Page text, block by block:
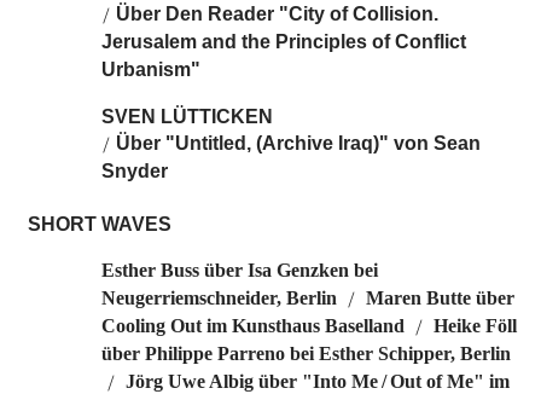
/ Über Den Reader "City of Collision.
Jerusalem and the Principles of Conflict
Urbanism"
SVEN LÜTTICKEN
/ Über "Untitled, (Archive Iraq)" von Sean
Snyder
SHORT WAVES
Esther Buss über Isa Genzken bei
Neugerriemschneider, Berlin
/ Maren Butte über
Cooling Out im Kunsthaus Baselland
/ Heike Föll
über Philippe Parreno bei Esther Schipper, Berlin
/ Jörg Uwe Albig über "Into Me / Out of Me" im